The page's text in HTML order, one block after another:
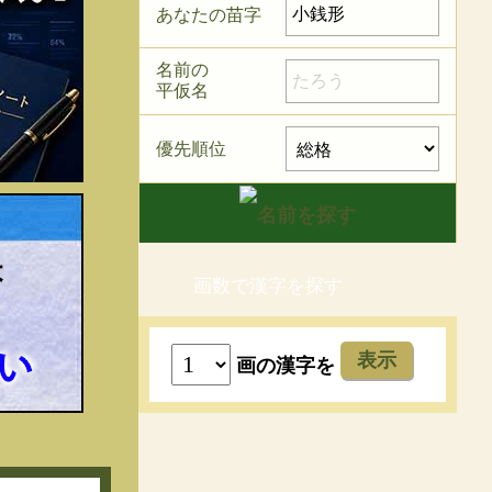
あなたの苗字
名前の
平仮名
優先順位
画数で漢字を探す
画の漢字を 表示